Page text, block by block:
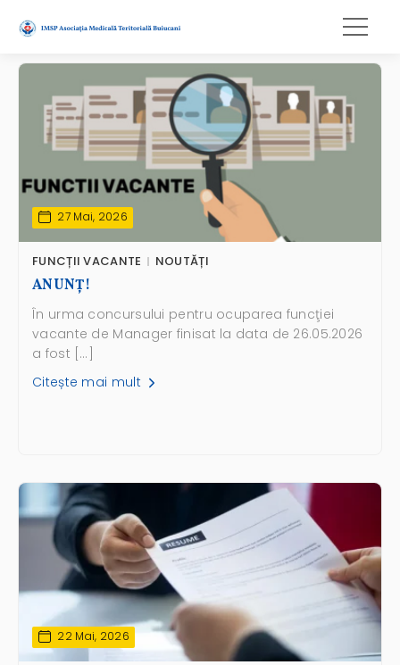
27 Mai, 2026
FUNCȚII VACANTE NOUTĂȚI
ANUNŢ!
În urma concursului pentru ocuparea funcţiei
vacante de Manager finisat la data de 26.05.2026
a fost […]
Citește mai mult
22 Mai, 2026